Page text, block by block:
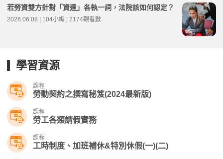
若勞資雙方針對「資遣」各執一詞，法院該如何認定？
2026.06.08 | 104小編 | 2174觀看數
學習資源
課程
勞動契約之撰寫秘笈(2024最新版)
課程
勞工各類請假實務
課程
工時制度、加班補休&特別休假(一)(二)